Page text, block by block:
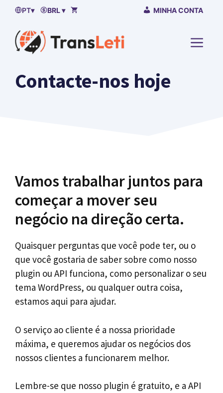
Saltar
conteúdo
PT▾ BRL ▾ MINHA CONTA
MENU
Contacte-nos hoje
Vamos trabalhar juntos para
começar a mover seu
negócio na direção certa.
Quaisquer perguntas que você pode ter, ou o
que você gostaria de saber sobre como nosso
plugin ou API funciona, como personalizar o seu
tema WordPress, ou qualquer outra coisa,
estamos aqui para ajudar.
O serviço ao cliente é a nossa prioridade
máxima, e queremos ajudar os negócios dos
nossos clientes a funcionarem melhor.
Lembre-se que nosso plugin é gratuito, e a API